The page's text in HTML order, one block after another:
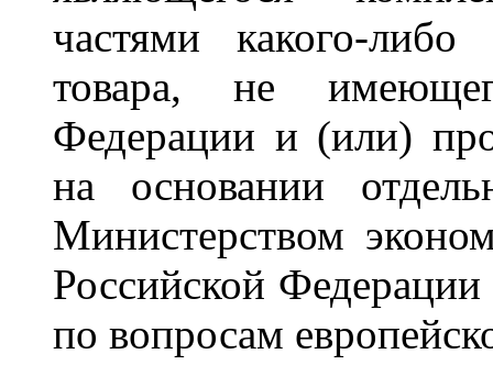
частями какого-
товара, не
Федерации и (или)
на основании
Министерством
Российской
по вопросам